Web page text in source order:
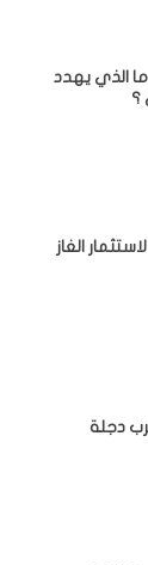
الذي يهدد
؟
الغاز
دجلة